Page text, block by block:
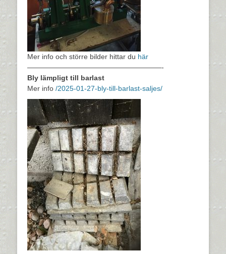
Mer info och större bilder hittar du här
———————————————————-
Bly lämpligt till barlast
Mer info /2025-01-27-bly-till-barlast-saljes/